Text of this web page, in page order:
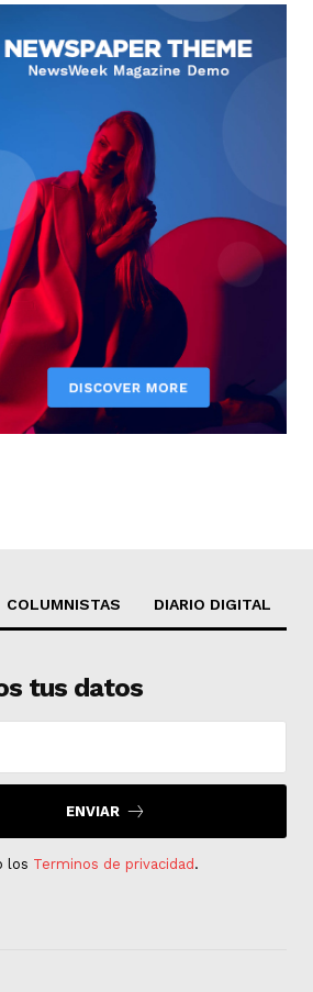
COLUMNISTAS DIARIO DIGITAL
tus datos
ENVIAR
los Terminos de privacidad .